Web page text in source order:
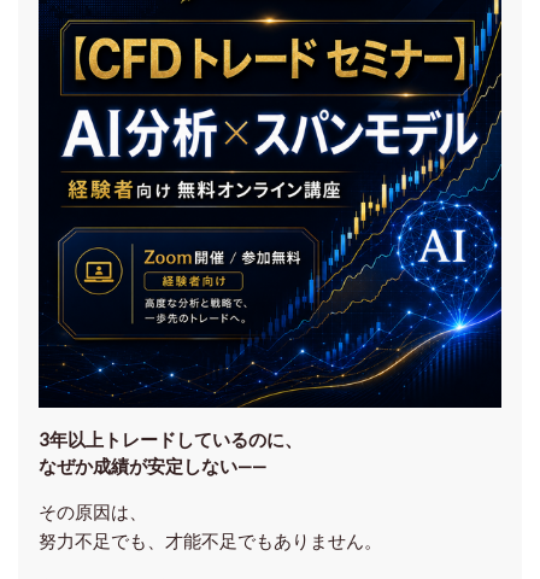
3年以上トレードしているのに、
なぜか成績が安定しない——
その原因は、
努力不足でも、才能不足でもありません。